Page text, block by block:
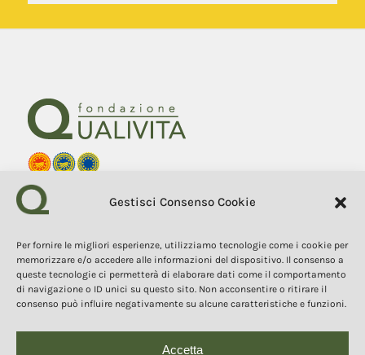
Gestisci Consenso Cookie
Per fornire le migliori esperienze, utilizziamo tecnologie come i cookie per
memorizzare e/o accedere alle informazioni del dispositivo. Il consenso a
queste tecnologie ci permetterà di elaborare dati come il comportamento
di navigazione o ID unici su questo sito. Non acconsentire o ritirare il
consenso può influire negativamente su alcune caratteristiche e funzioni.
Accetta
Fondazione Qualivita
Sede Via Fontebranda 69
COPYRIGHT 2025
I contenuti, i testi e le immagini di questo sito web sono di
proprietà della Fondazione Qualivita e sono protetti dal diritto
d’autore e dalla normativa sulla proprietà intellettuale. È vietata la
qualsiasi forma, dei contenuti e delle immagini senza espressa